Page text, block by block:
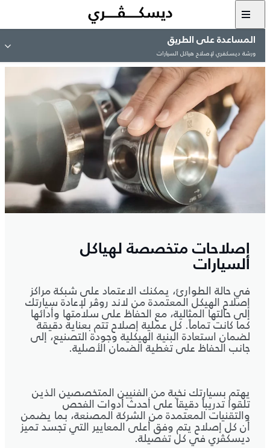
المساعدة على الطريق
ورشة ديسكفري لإصلاح هياكل السيارات
إصلاحات متخصصة لهياكل
السيارات
في حالة الطوارئ، يمكنك الاعتماد على شبكة مراكز
إصلاح الهيكل المعتمدة من لاند روڤر لإعادة سيارتك
إلى حالتها المثالية، مع الحفاظ على سلامتها وأدائها
كما كانت تماماً. كل عملية إصلاح تتم بعناية دقيقة
لضمان استعادة البنية الهيكلية وجودة التصنيع، إلى
جانب الحفاظ على تغطية الضمان الأصلية.
يهتم بسيارتك نخبة من الفنيين المتخصصين الذين
تلقوا تدريباً دقيقاً على أحدث أدوات الفحص
والتقنيات المعتمدة من الشركة المصنعة، بما يضمن
أن كل إصلاح يتم وفق أعلى المعايير التي تجسد تميز
ديسكڤري في كل تفصيلة.